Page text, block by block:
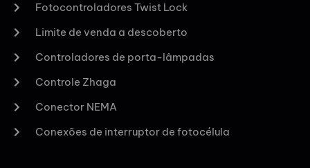
Fotocontroladores Twist Lock
Limite de venda a descoberto
Controladores de porta-lâmpadas
Controle Zhaga
Conector NEMA
Conexões de interruptor de fotocélula